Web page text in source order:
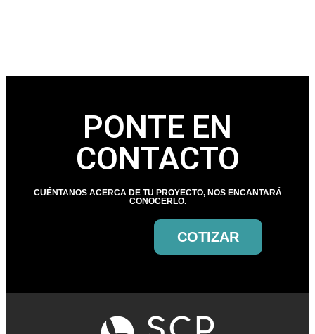
PONTE EN
CONTACTO
CUÉNTANOS ACERCA DE TU PROYECTO, NOS ENCANTARÁ
CONOCERLO.
COTIZAR